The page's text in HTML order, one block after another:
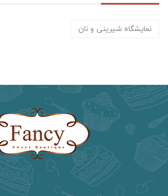
نمایشگاه شیرینی و نان